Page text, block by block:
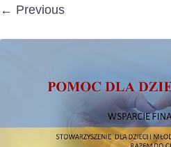
← Previous